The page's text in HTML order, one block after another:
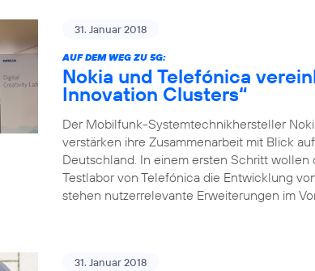
31. Januar 2018
AUF DEM WEG ZU 5G:
Nokia und Telefónica
Innovation Clusters“
Der Mobilfunk-Systemtechnikhersteller
verstärken ihre Zusammenarbeit mit Blick
Deutschland. In einem ersten Schritt
Testlabor von Telefónica die Entwicklung
stehen nutzerrelevante Erweiterungen im
31. Januar 2018